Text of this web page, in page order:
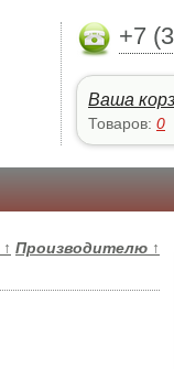
+7
Ваша
Товаров: 0
↑ Производителю ↑